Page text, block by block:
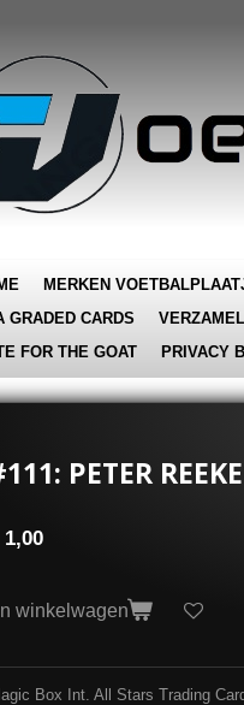
MERKEN
GRADED CARDS
FOR THE GOAT
PRIVACY
PETER
1,00
winkelwagen
Box Int. All Stars Trading